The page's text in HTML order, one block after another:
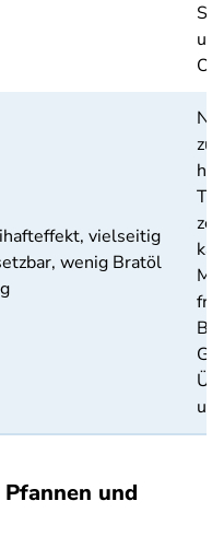
vielseitig
wenig Bratöl
und